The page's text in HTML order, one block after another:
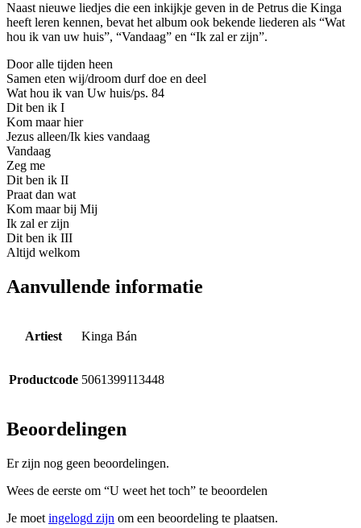
Naast nieuwe liedjes die een inkijkje geven in de Petrus die Kinga
heeft leren kennen, bevat het album ook bekende liederen als “Wat
hou ik van uw huis”, “Vandaag” en “Ik zal er zijn”.
Door alle tijden heen
Samen eten wij/droom durf doe en deel
Wat hou ik van Uw huis/ps. 84
Dit ben ik I
Kom maar hier
Jezus alleen/Ik kies vandaag
Vandaag
Zeg me
Dit ben ik II
Praat dan wat
Kom maar bij Mij
Ik zal er zijn
Dit ben ik III
Altijd welkom
Aanvullende informatie
Artiest Kinga Bán
Productcode 5061399113448
Beoordelingen
Er zijn nog geen beoordelingen.
Wees de eerste om “U weet het toch” te beoordelen
Je moet ingelogd zijn om een beoordeling te plaatsen.